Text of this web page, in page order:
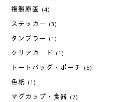
複製原画 (4)
ステッカー (3)
タンブラー (1)
クリアカード (1)
トートバッグ・ポーチ (5)
色紙 (1)
マグカップ・食器 (7)